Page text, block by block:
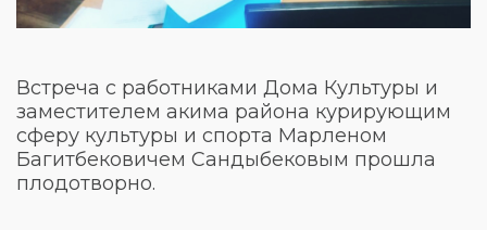
Встреча с работниками Дома Культуры и
заместителем акима района курирующим
сферу культуры и спорта Марленом
Багитбековичем Сандыбековым прошла
плодотворно.